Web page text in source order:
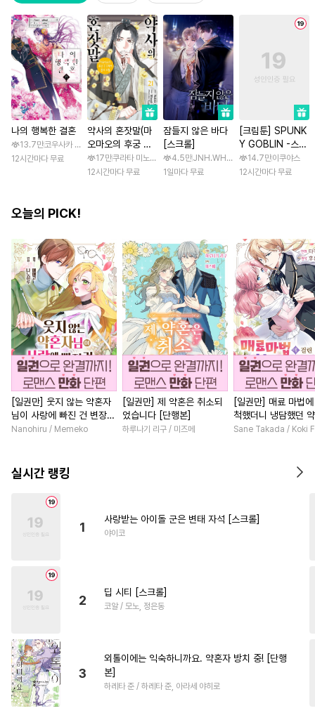
나의 행복한 결혼
13.7만코우사카 리토 / 아기토기 아쿠미
12시간마다 무료
약사의 혼잣말(마
오마오의 후궁 수
수께끼 풀이수첩)
17만쿠라타 미노지 / 휴우가 나츠
12시간마다 무료
잠들지 않은 바다
[스크롤]
4.5만JNH.WH Studio / Lasso
1일마다 무료
[크림툰] SPUNK
Y GOBLIN -스펑
키 고블린- [스크
롤]
14.7만이쿠야스
12시간마다 무료
오늘의 PICK!
[일권만] 웃지 않는 약혼자
님이 사랑에 빠진 건 변장한
저인 것 같습니다 [단행본]
Nanohiru / Memeko
[일권만] 제 약혼은 취소되
었습니다 [단행본]
하루나기 리구 / 미즈메
[일권만] 매료 마법
척했더니 냉담했던
가 맹목적인 사랑꾼
Sane Takada / Koki
실시간 랭킹
1
사랑받는 아이돌 군은 변태 자석 [스크롤]
야이코
2
딥 시티 [스크롤]
코알 / 모노, 정은동
3
외톨이에는 익숙하니까요. 약혼자 방치 중! [단행
본]
하레타 준 / 하레타 준, 아라세 야히로